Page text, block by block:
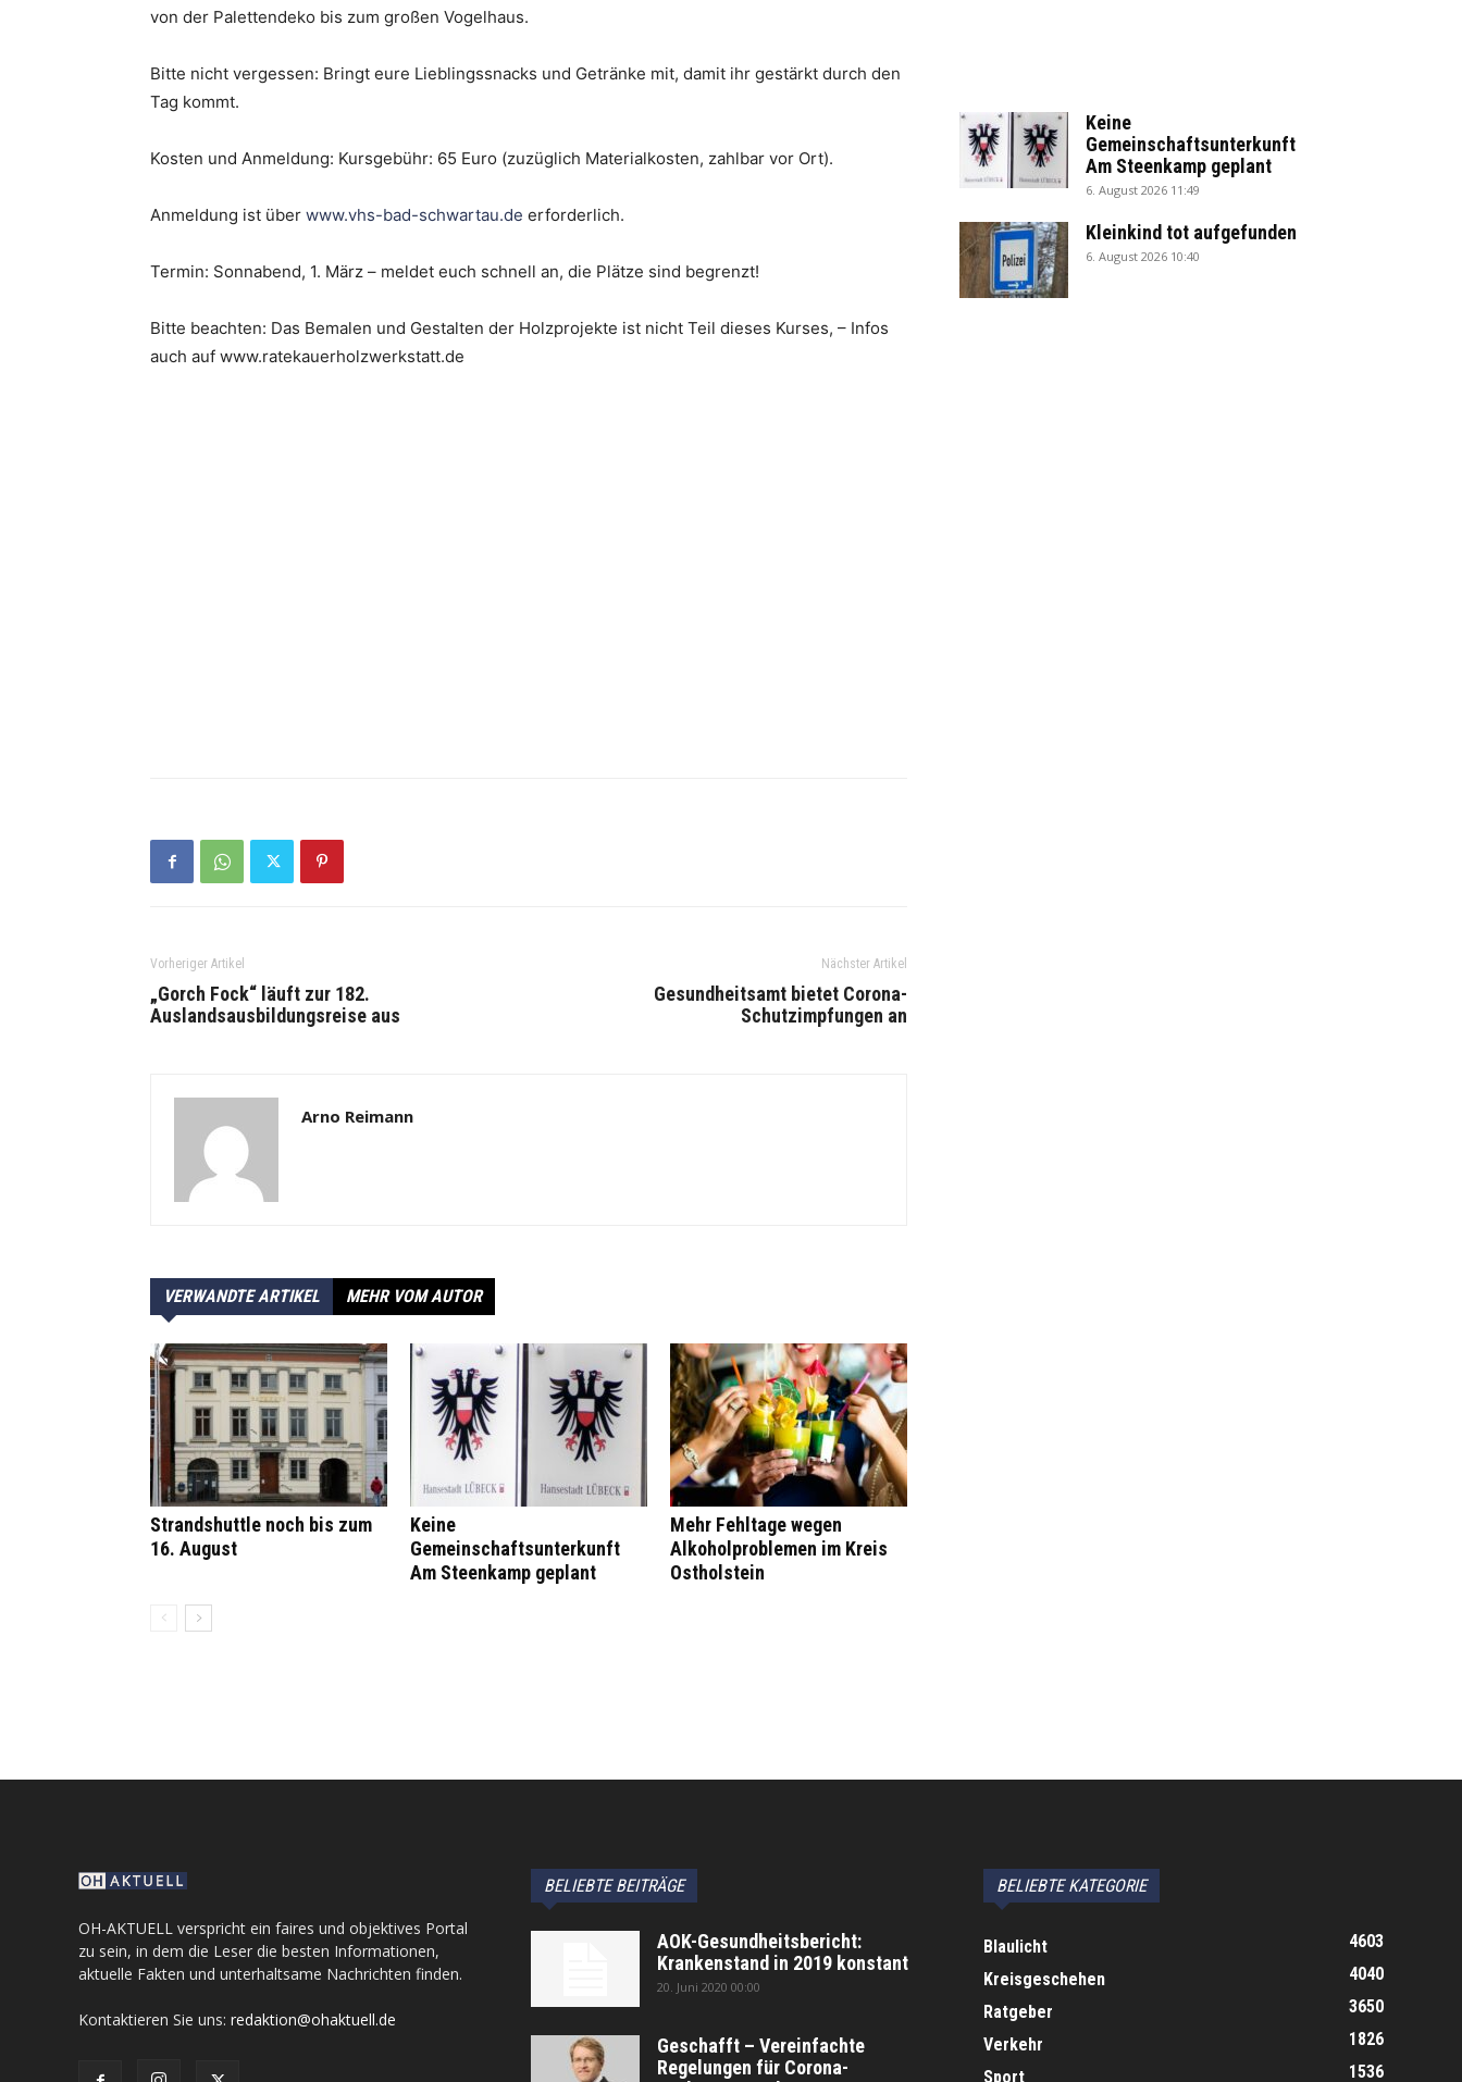
von der Palettendeko bis zum großen Vogelhaus.
Bitte nicht vergessen: Bringt eure Lieblingssnacks und Getränke mit, damit ihr gestärkt durch den
Tag kommt.
Kosten und Anmeldung: Kursgebühr: 65 Euro (zuzüglich Materialkosten, zahlbar vor Ort).
Anmeldung ist über www.vhs-bad-schwartau.de erforderlich.
Termin: Sonnabend, 1. März – meldet euch schnell an, die Plätze sind begrenzt!
Bitte beachten: Das Bemalen und Gestalten der Holzprojekte ist nicht Teil dieses Kurses, – Infos
auch auf www.ratekauerholzwerkstatt.de
Vorheriger Artikel
„Gorch Fock“ läuft zur 182.
Auslandsausbildungsreise aus
Nächster Artikel
Gesundheitsamt bietet Corona-
Schutzimpfungen an
Arno Reimann
VERWANDTE ARTIKEL MEHR VOM AUTOR
Strandshuttle noch bis zum
16. August
Keine
Gemeinschaftsunterkunft
Am Steenkamp geplant
Mehr Fehltage wegen
Alkoholproblemen im Kreis
Ostholstein
Keine
Gemeinschaftsunterkunft
Am Steenkamp geplant
6. August 2026 11:49
Kleinkind tot aufgefunden
6. August 2026 10:40
OH-AKTUELL verspricht ein faires und objektives Portal
zu sein, in dem die Leser die besten Informationen,
aktuelle Fakten und unterhaltsame Nachrichten finden.
Kontaktieren Sie uns: redaktion@ohaktuell.de
BELIEBTE BEITRÄGE
AOK-Gesundheitsbericht:
Krankenstand in 2019 konstant
20. Juni 2020 00:00
Geschafft – Vereinfachte
Regelungen für Corona-
BELIEBTE KATEGORIE
Blaulicht
4603
Kreisgeschehen
4040
Ratgeber
3650
Verkehr
1826
Sport
1536